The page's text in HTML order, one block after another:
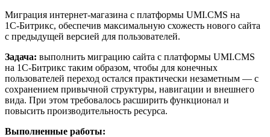
Миграция интернет‑магазина с платформы UMI.CMS на
1С‑Битрикс, обеспечив максимальную схожесть нового сайта
с предыдущей версией для пользователей.
Задача: выполнить миграцию сайта с платформы UMI.CMS
на 1С-Битрикс таким образом, чтобы для конечных
пользователей переход остался практически незаметным — с
сохранением привычной структуры, навигации и внешнего
вида. При этом требовалось расширить функционал и
повысить производительность ресурса.
Выполненные работы: